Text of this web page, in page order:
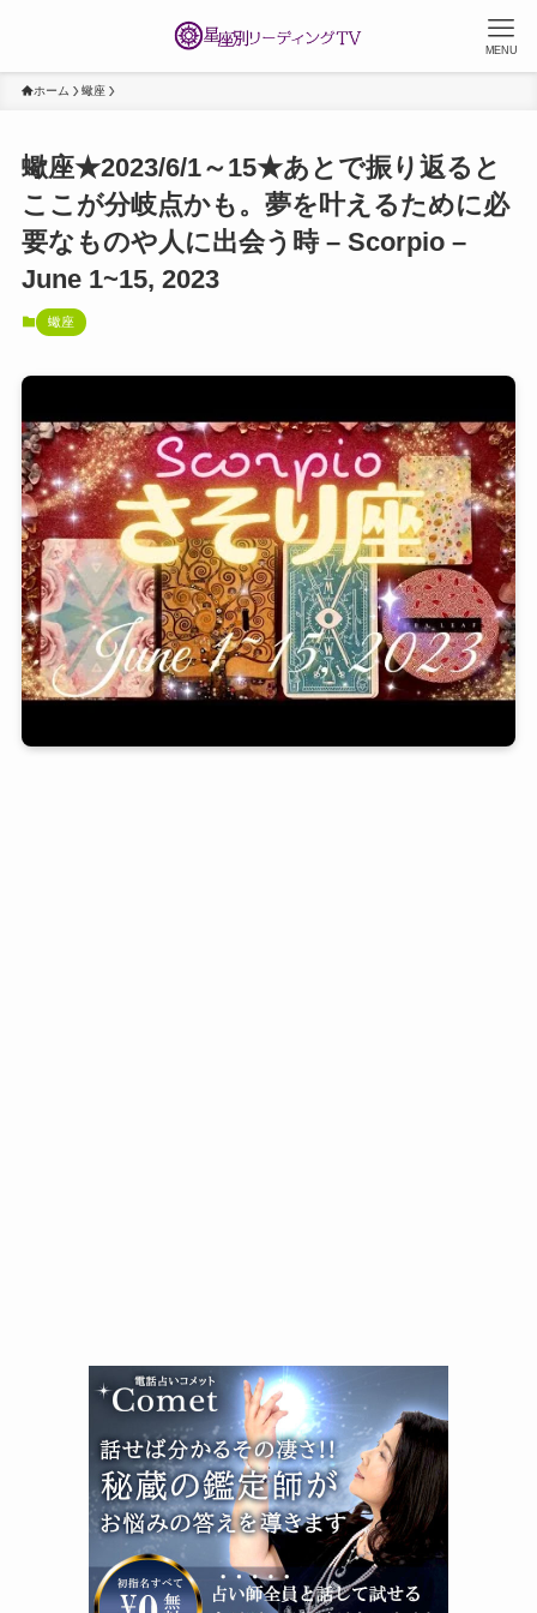
MENU
ホーム 蠍座
蠍座★2023/6/1～15★あとで振り返ると
ここが分岐点かも。夢を叶えるために必
要なものや人に出会う時 – Scorpio –
June 1~15, 2023
蠍座